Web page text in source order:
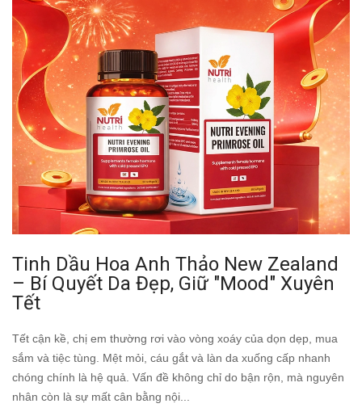
Tinh Dầu Hoa Anh Thảo New Zealand
– Bí Quyết Da Đẹp, Giữ "Mood" Xuyên
Tết
Tết cận kề, chị em thường rơi vào vòng xoáy của dọn dẹp, mua
sắm và tiệc tùng. Mệt mỏi, cáu gắt và làn da xuống cấp nhanh
chóng chính là hệ quả. Vấn đề không chỉ do bận rộn, mà nguyên
nhân còn là sự mất cân bằng nội...